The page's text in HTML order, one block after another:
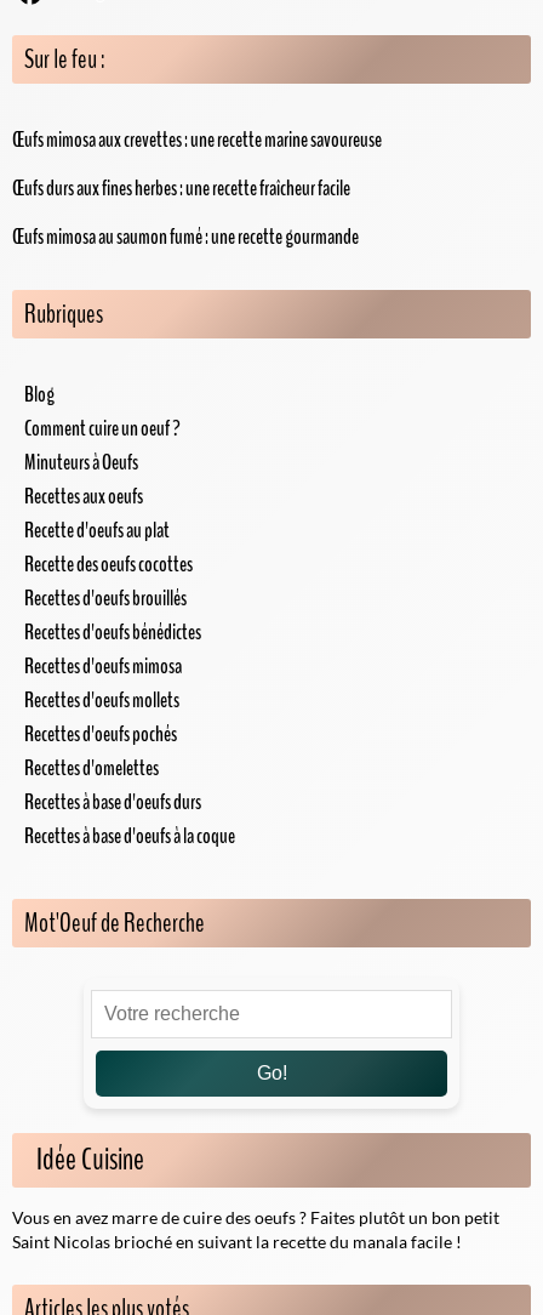
Sur le feu :
Œufs mimosa aux crevettes : une recette marine savoureuse
Œufs durs aux fines herbes : une recette fraîcheur facile
Œufs mimosa au saumon fumé : une recette gourmande
Rubriques
Blog
Comment cuire un oeuf ?
Minuteurs à Oeufs
Recettes aux oeufs
Recette d'oeufs au plat
Recette des oeufs cocottes
Recettes d'oeufs brouillés
Recettes d'oeufs bénédictes
Recettes d'oeufs mimosa
Recettes d'oeufs mollets
Recettes d'oeufs pochés
Recettes d'omelettes
Recettes à base d'oeufs durs
Recettes à base d'oeufs à la coque
Mot'Oeuf de Recherche
Go!
Idée Cuisine
Vous en avez marre de cuire des oeufs ? Faites plutôt un bon petit
Saint Nicolas brioché en suivant la recette du manalafacile !